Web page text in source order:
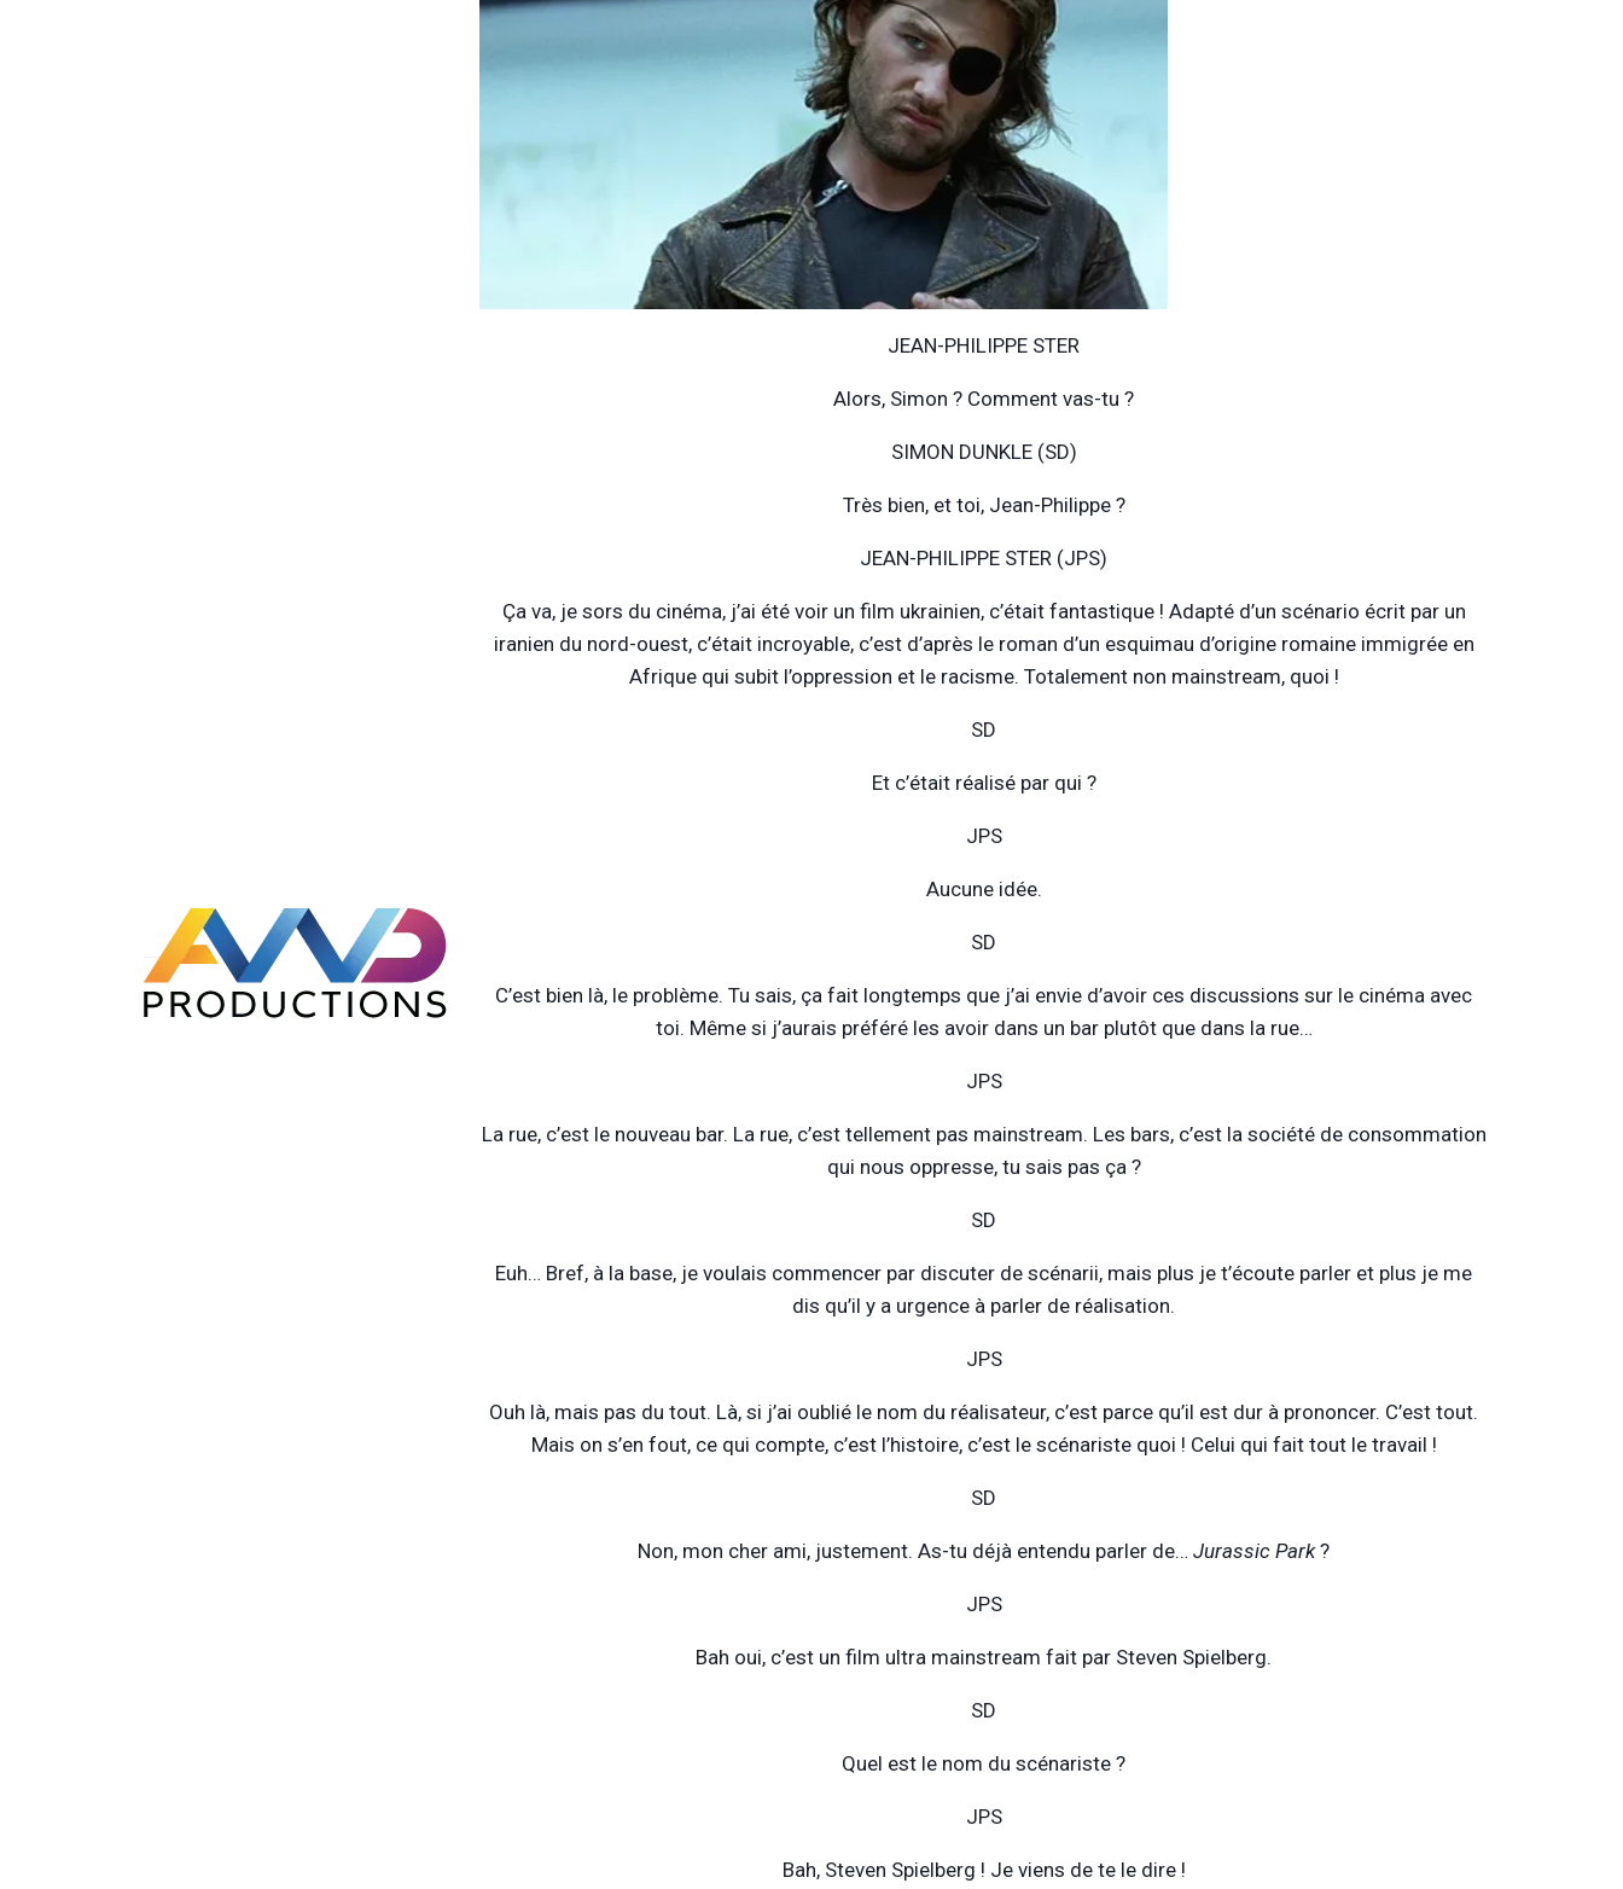
JEAN-PHILIPPE STER
Alors, Simon ? Comment vas-tu ?
SIMON DUNKLE (SD)
Très bien, et toi, Jean-Philippe ?
JEAN-PHILIPPE STER (JPS)
Ça va, je sors du cinéma, j’ai été voir un film ukrainien, c’était fantastique ! Adapté d’un scénario écrit par un
iranien du nord-ouest, c’était incroyable, c’est d’après le roman d’un esquimau d’origine romaine immigrée en
Afrique qui subit l’oppression et le racisme. Totalement non mainstream, quoi !
SD
Et c’était réalisé par qui ?
JPS
Aucune idée.
SD
C’est bien là, le problème. Tu sais, ça fait longtemps que j’ai envie d’avoir ces discussions sur le cinéma avec
toi. Même si j’aurais préféré les avoir dans un bar plutôt que dans la rue…
JPS
La rue, c’est le nouveau bar. La rue, c’est tellement pas mainstream. Les bars, c’est la société de consommation
qui nous oppresse, tu sais pas ça ?
SD
Euh… Bref, à la base, je voulais commencer par discuter de scénarii, mais plus je t’écoute parler et plus je me
dis qu’il y a urgence à parler de réalisation.
JPS
Ouh là, mais pas du tout. Là, si j’ai oublié le nom du réalisateur, c’est parce qu’il est dur à prononcer. C’est tout.
Mais on s’en fout, ce qui compte, c’est l’histoire, c’est le scénariste quoi ! Celui qui fait tout le travail !
SD
Non, mon cher ami, justement. As-tu déjà entendu parler de… Jurassic Park?
JPS
Bah oui, c’est un film ultra mainstream fait par Steven Spielberg.
SD
Quel est le nom du scénariste ?
JPS
Bah, Steven Spielberg ! Je viens de te le dire !